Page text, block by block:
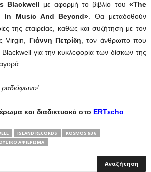
Blackwell με αφορμή το βιβλίο του«The
In Music And Beyond» . Θα μεταδοθούν
της εταιρείας, καθώς και συζήτηση με τον
Virgin, Γιάννη Πετρίδη , τον άνθρωπο που
για την κυκλοφορία των δίσκων της
ραδιόφωνο!
και διαδικτυακά στο ERTεcho
ISLAND RECORDS
KOSMOS 93 6
ΑΦΙΈΡΩΜΑ